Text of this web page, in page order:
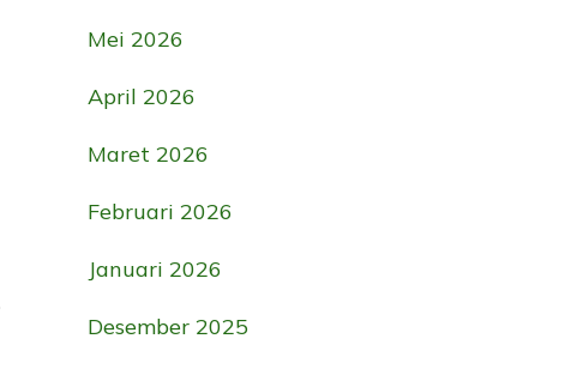
Mei 2026
April 2026
Maret 2026
Februari 2026
Januari 2026
Desember 2025